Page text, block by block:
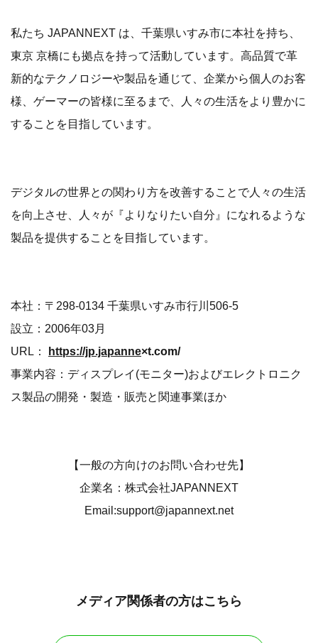
私たち JAPANNEXT は、千葉県いすみ市に本社を持ち、
東京 京橋にも拠点を持って活動しています。高品質で革
新的なテクノロジーや製品を通じて、企業から個人のお客
様、ゲーマーの皆様に至るまで、人々の生活をより豊かに
することを目指しています。
デジタルの世界との関わり方を改善することで人々の生活
を向上させ、人々が『よりなりたい自分』になれるような
製品を提供することを目指しています。
本社：〒298-0134 千葉県いすみ市行川506-5
設立：2006年03月
URL：
https://jp.japanne×t.com/
事業内容：ディスプレイ(モニター)およびエレクトロニク
ス製品の開発・製造・販売と関連事業ほか
【一般の方向けのお問い合わせ先】
企業名：株式会社JAPANNEXT
Email:support@japannext.net
メディア関係者の方はこちら